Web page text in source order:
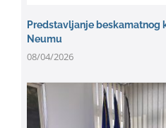
Predstavljanje beskamatnog
Neumu
08/04/2026